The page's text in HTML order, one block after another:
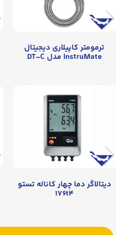
ترمومتر کاپیلاری دیجیتال
InstruMate مدل DT-C
دیتالاگر دما چهار کاناله تستو
۱۷۶t۴